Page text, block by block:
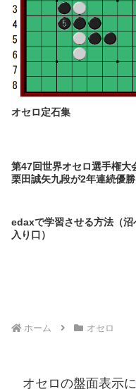
オセロ定石集
第47回世界オセロ選手権大
栗田誠矢九段が2年連続優勝
edaxで学習させる方法（沼
入り口）
ホーム オセロ
オセロの盤面表示に